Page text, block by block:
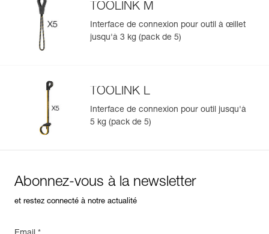
TOOLINK M
Interface de connexion pour outil à œillet
jusqu'à 3 kg (pack de 5)
TOOLINK L
Interface de connexion pour outil jusqu'à
5 kg (pack de 5)
Abonnez-vous à la newsletter
et restez connecté à notre actualité